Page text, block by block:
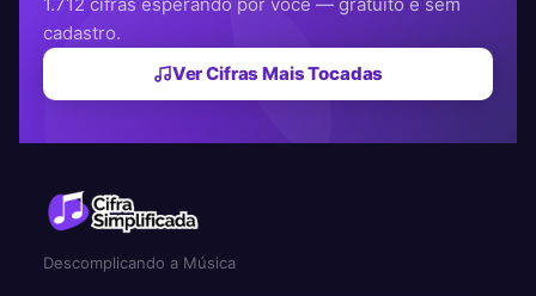
cadastro.
Ver Cifras Mais Tocadas
Descomplicando a Música